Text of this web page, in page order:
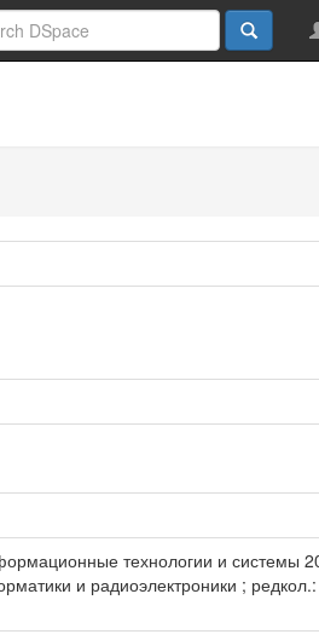
технологии и системы
и радиоэлектроники ;